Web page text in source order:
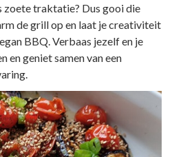
zoete traktatie? Dus gooi die
de grill op en laat je creativiteit
BBQ. Verbaas jezelf en je
en geniet samen van een